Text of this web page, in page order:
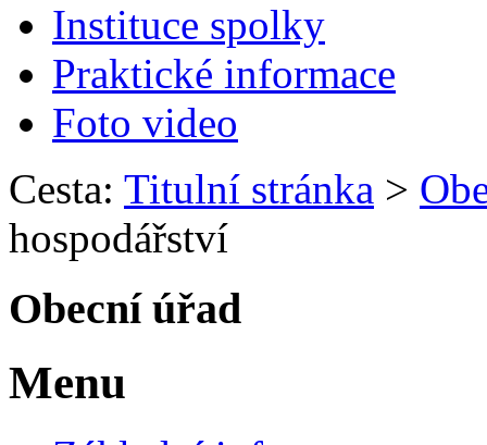
Instituce spolky
Praktické informace
Foto video
Cesta: Titulní stránka >
hospodářství
Obecní úřad
Menu